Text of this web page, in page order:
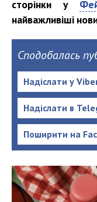
сторінки у
найважливіші
Сподобалась
Надіслати у
Надіслати в
Поширити на